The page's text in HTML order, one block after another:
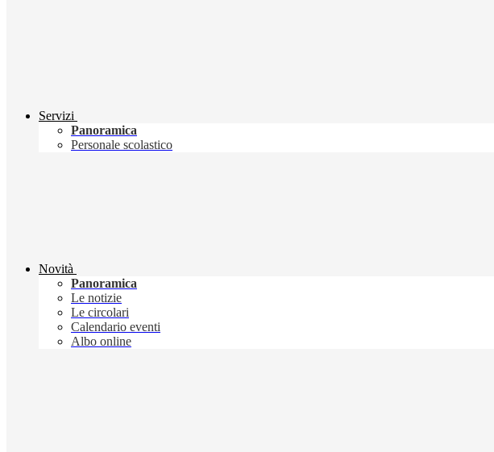
Servizi
Panoramica
Personale scolastico
Novità
Panoramica
Le notizie
Le circolari
Calendario eventi
Albo online